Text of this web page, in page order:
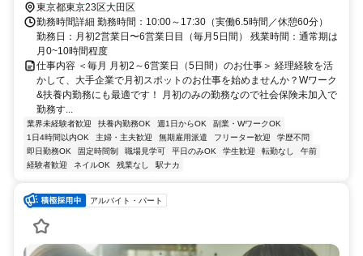
東京都東京23区大田区
勤務時間詳細 勤務時間：10:00～17:30（実働6.5時間／休憩60分）
勤務日：月初2営業日〜6営業日目（毎月5日間） 残業時間：通常期は
月0~10時間程度
仕事内容 ＜毎月 月初2～6営業日（5日間）のお仕事＞ 経理経験を活
かして、大手企業で月初スポットのお仕事を始めませんか？Wワーク
&扶養内勤務にも最適です！ 月初のみの勤務なので社会保険未加入で
勤務す...
業界未経験者歓迎 扶養内勤務OK 週1日からOK
副業・WワークOK
1日4時間以内OK
主婦・主夫歓迎 無期雇用派遣 フリーター歓迎
学歴不問
即日勤務OK
固定時間制 職場見学可 平日のみOK 学生歓迎 転勤なし
午前
経験者歓迎
ネイルOK 残業なし 駅ナカ
アルバイト・パート